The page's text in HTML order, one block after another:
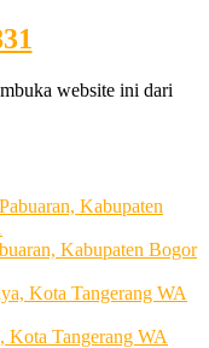
website ini dari
Kabupaten Bogor
Kota Tangerang WA